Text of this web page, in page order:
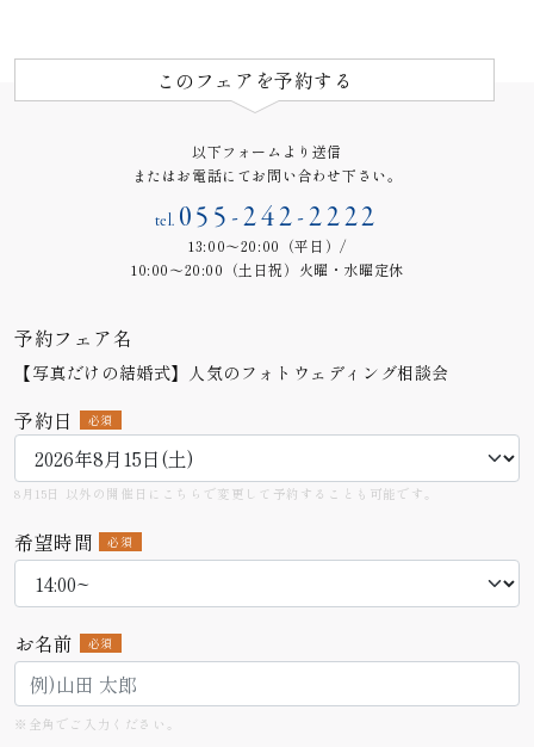
このフェアを予約する
以下フォームより送信
またはお電話にてお問い合わせ下さい。
tel. 055-242-2222
13:00～20:00（平日）/
10:00～20:00（土日祝）火曜・水曜定休
予約フェア名
【写真だけの結婚式】人気のフォトウェディング相談会
予約日 必須
8月15日 以外の開催日にこちらで変更して予約することも可能です。
希望時間 必須
お名前 必須
※全角でご入力ください。